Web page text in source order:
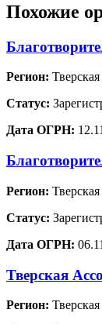
Похожие
Регион:
Статус:
Дата ОГРН:
Регион:
Статус:
Дата ОГРН:
Тверская
Регион: